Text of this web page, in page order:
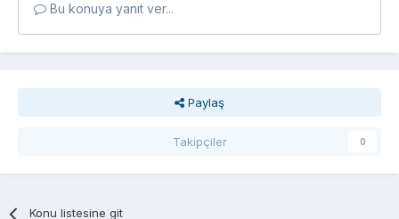
Bu konuya yanıt ver...
Paylaş
Takipçiler 0
Konu listesine git